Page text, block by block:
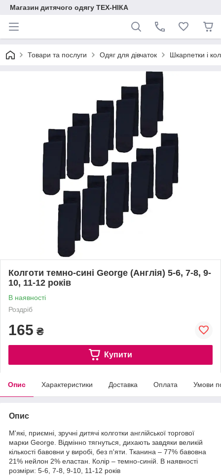
Магазин дитячого одягу ТЕХ-НІКА
Товари та послуги Одяг для дівчаток Шкарпетки і
Колготи темно-сині George (Англія) 5-6, 7-8, 9-
10, 11-12 років
В наявності
Роздріб
165 ₴
Купити
Опис Характеристики Доставка Оплата Умови
Опис
М'які, приємні, зручні дитячі колготки англійської торгової
марки George. Відмінно тягнуться, дихають завдяки великій
кількості бавовни у виробі, без п'яти. Тканина – 77% бавовна
21% нейлон 2% еластан. Колір – темно-синій. В наявності
розміри: 5-6, 7-8, 9-10, 11-12 років